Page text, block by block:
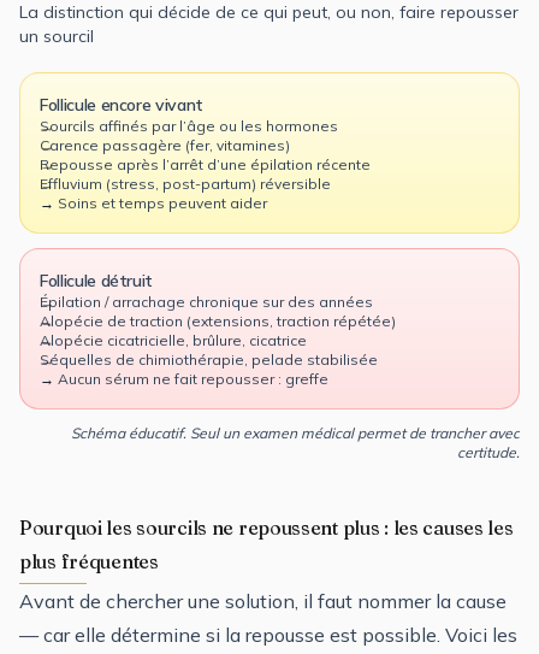
La distinction qui décide de ce qui peut, ou non, faire repousser
un sourcil
Follicule encore vivant
Sourcils affinés par l’âge ou les hormones
Carence passagère (fer, vitamines)
Repousse après l’arrêt d’une épilation récente
Effluvium (stress, post-partum) réversible
→ Soins et temps peuvent aider
Follicule détruit
Épilation / arrachage chronique sur des années
Alopécie de traction (extensions, traction répétée)
Alopécie cicatricielle, brûlure, cicatrice
Séquelles de chimiothérapie, pelade stabilisée
→ Aucun sérum ne fait repousser : greffe
Schéma éducatif. Seul un examen médical permet de trancher avec
certitude.
Pourquoi les sourcils ne repoussent plus : les causes les
plus fréquentes
Avant de chercher une solution, il faut nommer la cause
— car elle détermine si la repousse est possible. Voici les